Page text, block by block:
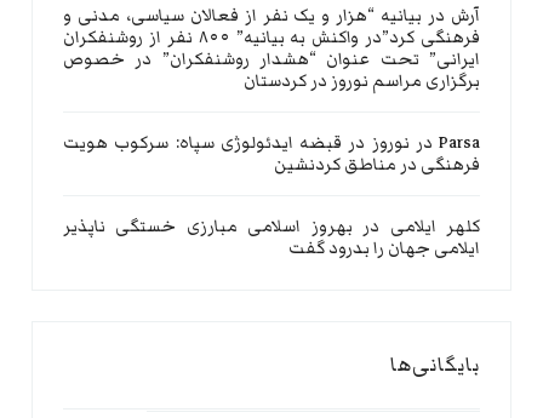
آرش در بیانیه “هزار و یک نفر از فعالان سیاسی، مدنی و
فرهنگی کرد”در واکنش به بیانیه” ۸۰۰ نفر از روشنفکران
ایرانی” تحت عنوان “هشدار روشنفکران” در خصوص
برگزاری مراسم نوروز در کردستان
Parsa در نوروز در قبضه ایدئولوژی سپاه: سرکوب هویت
فرهنگی در مناطق کردنشین
کلهر ایلامی در بهروز اسلامی مبارزی خستگی ناپذیر
ایلامی جهان را بدرود گفت
بایگانی‌ها